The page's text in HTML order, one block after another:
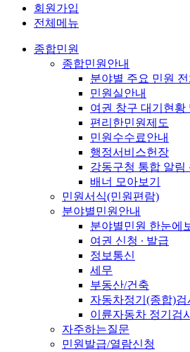
회원가입
전체메뉴
종합민원
종합민원안내
분야별 주요 민원
민원실안내
여권 창구 대기현황
편리한민원제도
민원수수료안내
행정서비스헌장
강동구청 통합 알림
배너 모아보기
민원서식(민원편람)
분야별민원안내
분야별민원 한눈에
여권 신청 ∙ 발급
정보통신
세무
부동산/건축
자동차정기(종합)검
이륜자동차 정기검
자주하는질문
민원발급/열람신청